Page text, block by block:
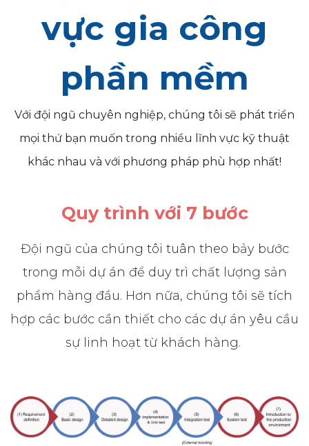
vực gia công
phần mềm
Với đội ngũ chuyên nghiệp, chúng tôi sẽ phát triển
mọi thứ bạn muốn trong nhiều lĩnh vực kỹ thuật
khác nhau và với phương pháp phù hợp nhất!
Quy trình với 7 bước
Đội ngũ của chúng tôi tuân theo bảy bước
trong mỗi dự án để duy trì chất lượng sản
phẩm hàng đầu. Hơn nữa, chúng tôi sẽ tích
hợp các bước cần thiết cho các dự án yêu cầu
sự linh hoạt từ khách hàng.